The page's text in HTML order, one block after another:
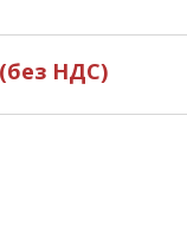
(без НДС)